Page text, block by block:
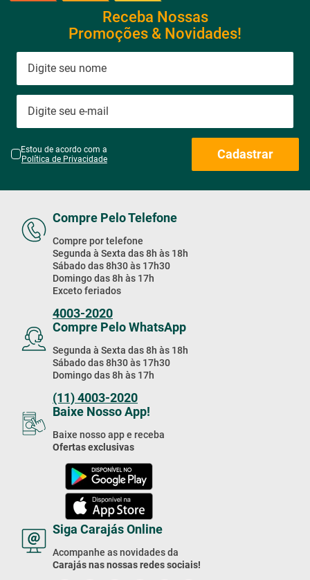
Receba Nossas
Promoções & Novidades!
Estou de acordo com a
Política de Privacidade
Cadastrar
Compre Pelo Telefone
Compre por telefone
Segunda à Sexta das 8h às 18h
Sábado das 8h30 às 17h30
Domingo das 8h às 17h
Exceto feriados
4003-2020
Compre Pelo WhatsApp
Segunda à Sexta das 8h às 18h
Sábado das 8h30 às 17h30
Domingo das 8h às 17h
(11) 4003-2020
Baixe Nosso App!
Baixe nosso app e receba
Ofertas exclusivas
Siga Carajás Online
Acompanhe as novidades da
Carajás nas nossas redes sociais!